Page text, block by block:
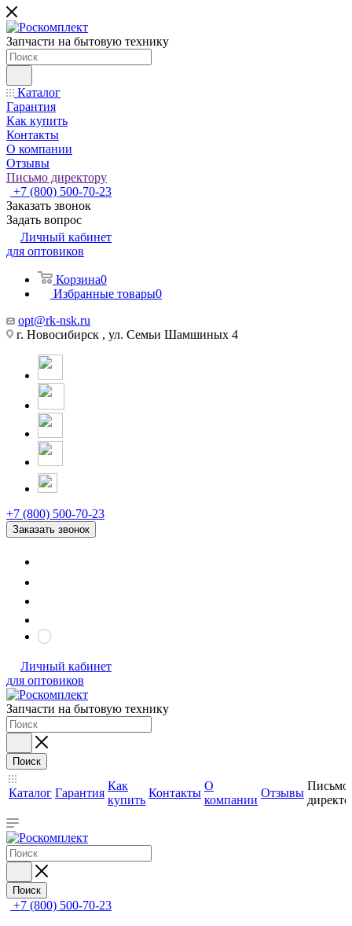
Запчасти на бытовую технику
Каталог
Гарантия
Как купить
Контакты
О компании
Отзывы
Письмо директору
+7 (800) 500-70-23
Заказать звонок
Задать вопрос
Личный кабинет
для оптовиков
Корзина0
Избранные товары0
opt@rk-nsk.ru
г. Новосибирск , ул. Семьи Шамшиных 4
+7 (800) 500-70-23
Заказать звонок
Личный кабинет
для оптовиков
Запчасти на бытовую технику
Поиск
Каталог Гарантия
Как
купить
Контакты
О
компании
Отзывы
Письмо
Поиск
+7 (800) 500-70-23